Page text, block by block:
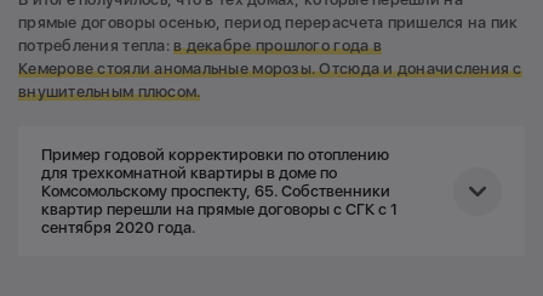
прямые договоры осенью, период перерасчета пришелся на пик
потребления тепла:в декабре прошлого года в
Кемеровестоялианомальные морозы. Отсюда и доначисления с
внушительным плюсом.
Пример годовой корректировки по отоплению
для трехкомнатной квартиры в доме по
Комсомольскому проспекту, 65. Собственники
квартир перешли на прямые договоры с СГК с 1
сентября 2020 года.